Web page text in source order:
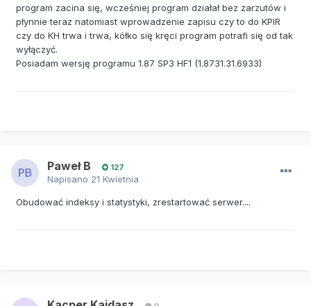
program zacina się, wcześniej program działał bez zarzutów i
płynnie teraz natomiast wprowadzenie zapisu czy to do KPIR
czy do KH trwa i trwa, kółko się kręci program potrafi się od tak
wyłączyć.
Posiadam wersję programu 1.87 SP3 HF1 (1.8731.31.6933)
Paweł B 127
Napisano 21 Kwietnia
Obudować indeksy i statystyki, zrestartować serwer....